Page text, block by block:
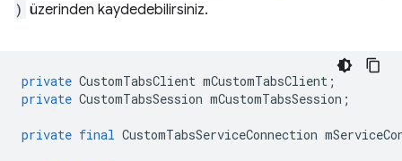
) üzerinden kaydedebilirsiniz.
private CustomTabsClient mCustomTabsClient ;
private CustomTabsSession mCustomTabsSession ;
private final CustomTabsServiceConnection